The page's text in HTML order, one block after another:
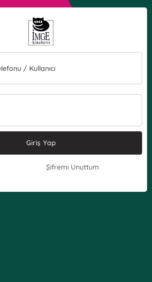
/ Kullanıcı
Giriş Yap
Şifremi Unuttum